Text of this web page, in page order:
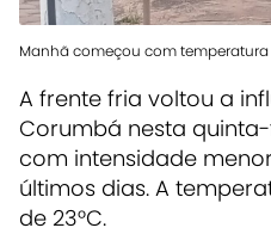
Manhã começou com temperatura
A frente fria voltou a
Corumbá nesta
com intensidade
últimos dias. A
de 23°C.